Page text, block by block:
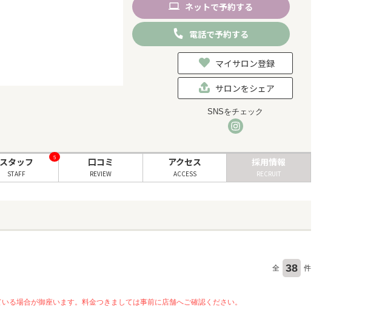
ネットで予約する
電話で予約する
マイサロン登録
サロンをシェア
SNSをチェック
スタッフ
STAFF
5 口コミ
REVIEW
アクセス
ACCESS
採用情報
RECRUIT
全
38 件
る場合が御座います。料金つきましては事前に店舗へご確認ください。